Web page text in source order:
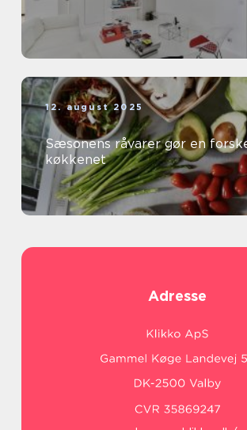
12. august 2025
Sæsonens råvarer gør en
køkkenet
Adresse